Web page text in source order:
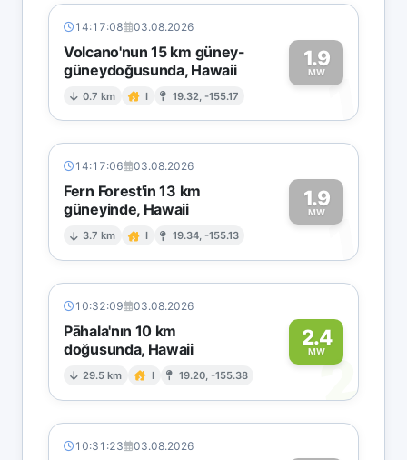
14:17:08 03.08.2026
Volcano'nun 15 km güney-
güneydoğusunda, Hawaii
0.7 km I 19.32, -155.17
1.9
MW1
14:17:06 03.08.2026
Fern Forest'in 13 km
güneyinde, Hawaii
3.7 km I 19.34, -155.13
1.9
MW1
10:32:09 03.08.2026
Pāhala'nın 10 km
doğusunda, Hawaii
29.5 km I 19.20, -155.38
2.4
MW2
10:31:23 03.08.2026